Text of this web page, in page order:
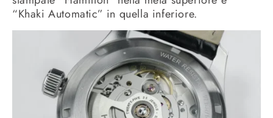
“Khaki Automatic” in quella inferiore.